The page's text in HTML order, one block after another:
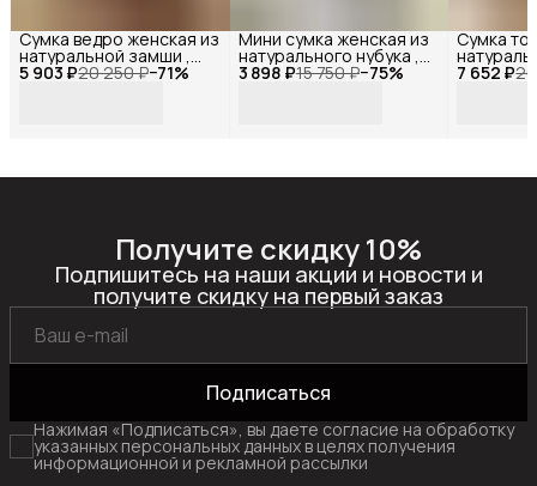
5 903 ₽20 250 ₽−71%
Сумка ведро женская из
натуральной замши ,
Reversal , 3 898 ₽15 750 ₽−75%
Мини сумка женская из
натурального нубука ,
Reversal , 7 652 ₽
Сумка
Reversal ,
Получите скидку 10%
Подпишитесь на наши акции и новости и
получите скидку на первый заказ
Подписаться
Нажимая «Подписаться», вы даете согласие на обработку
указанных персональных данных в целях получения
информационной и рекламной рассылки